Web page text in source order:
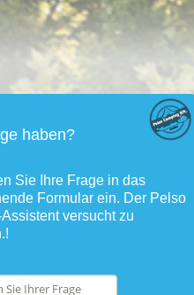
haben?
Sie Ihre Frage in das
Formular ein. Der Pelso
versucht zu